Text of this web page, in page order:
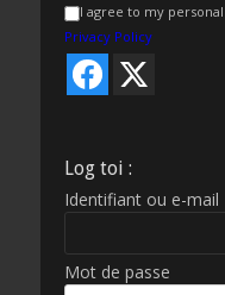
I agree to my
Privacy Policy
Log toi :
Identifiant ou e-mail
Mot de passe